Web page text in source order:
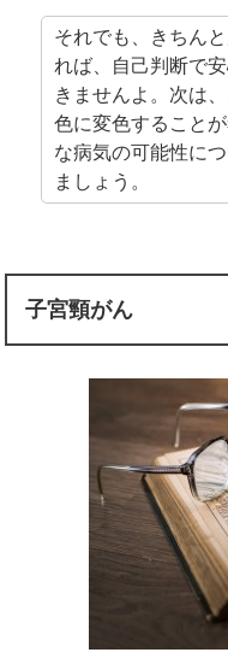
それでも、きちん
れば、自己判断で
きませんよ。次は
色に変色すること
な病気の可能性に
ましょう。
子宮頸がん